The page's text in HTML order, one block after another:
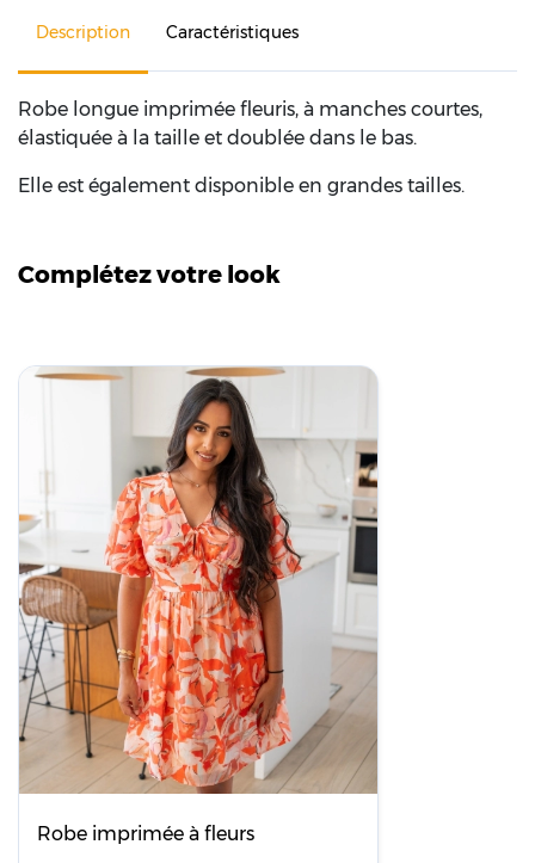
Description Caractéristiques
Robe longue imprimée fleuris, à manches courtes,
élastiquée à la taille et doublée dans le bas.
Elle est également disponible en grandes tailles.
Complétez votre look
Robe imprimée à fleurs